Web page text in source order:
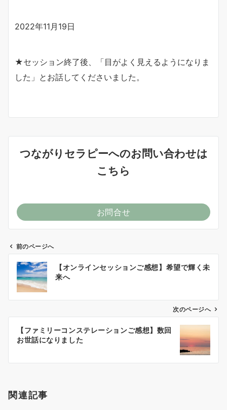
2022年11月19日
★セッション終了後、「目がよく見えるようになりま
した」とお話してくださいました。
つながりセラピーへのお問い合わせは
こちら
お問合せ
ビ
ン
前のページへ
【オンラインセッションご感想】希望で輝く未
来へ
次のページへ
【ファミリーコンステレーションご感想】数回
お世話になりました
関連記事